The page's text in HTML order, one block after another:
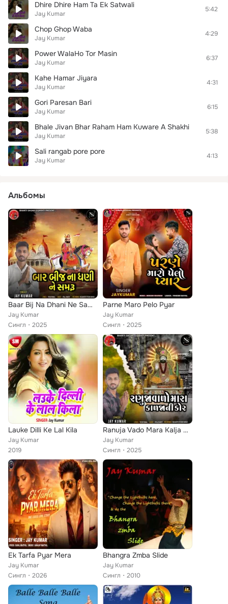
Dhire Dhire Ham Ta Ek Satwali
Jay Kumar
5:42
Chop Ghop Waba
Jay Kumar
4:29
Power WalaHo Tor Masin
Jay Kumar
6:37
Kahe Hamar Jiyara
Jay Kumar
4:31
Gori Paresan Bari
Jay Kumar
6:15
Bhale Jivan Bhar Raham Ham Kuware A Shakhi
Jay Kumar
5:38
Sali rangab pore pore
Jay Kumar
4:13
Альбомы
Baar Bij Na Dhani Ne Samru
Jay Kumar
Сингл
2025
Parne Maro Pelo Pyar
Jay Kumar
Сингл
2025
Lauke Dilli Ke Lal Kila
Jay Kumar
2019
Ranuja Vado Mara Kalja Ni Kor
Jay Kumar
Сингл
2025
Ek Tarfa Pyar Mera
Jay Kumar
Сингл
2026
Bhangra Zmba Slide
Jay Kumar
Сингл
2010